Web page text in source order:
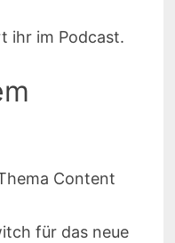
ihr im Podcast.
Content
für das neue